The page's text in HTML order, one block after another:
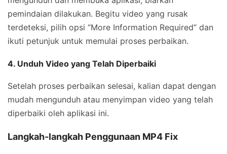
pemindaian dilakukan. Begitu video yang rusak
terdeteksi, pilih opsi “More Information Required” dan
ikuti petunjuk untuk memulai proses perbaikan.
4. Unduh Video yang Telah Diperbaiki
Setelah proses perbaikan selesai, kalian dapat dengan
mudah mengunduh atau menyimpan video yang telah
diperbaiki oleh aplikasi ini.
Langkah-langkah Penggunaan MP4 Fix